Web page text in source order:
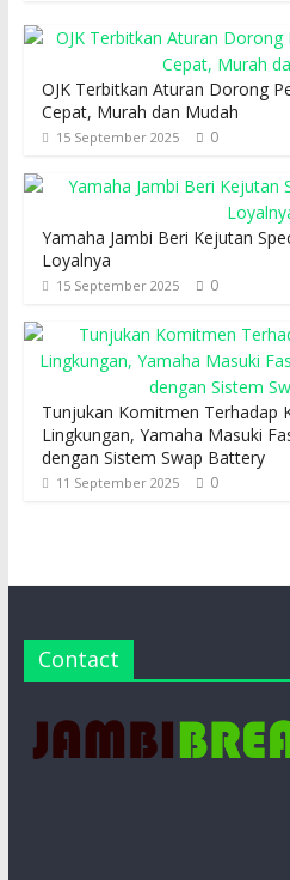
OJK Terbitkan Aturan Dorong
Cepat, Murah dan Mudah
15 September 2025 0
Yamaha Jambi Beri Kejutan
Loyalnya
15 September 2025 0
Tunjukan Komitmen Terhadap
Lingkungan, Yamaha Masuki
dengan Sistem Swap Battery
11 September 2025 0
Contact